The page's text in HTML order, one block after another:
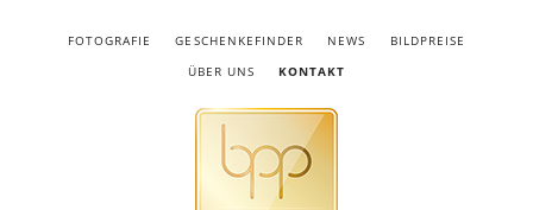
NAVIGATION
FOTOGRAFIE GESCHENKEFINDER NEWS
BILDPREISE
ÜBER UNS
KONTAKT